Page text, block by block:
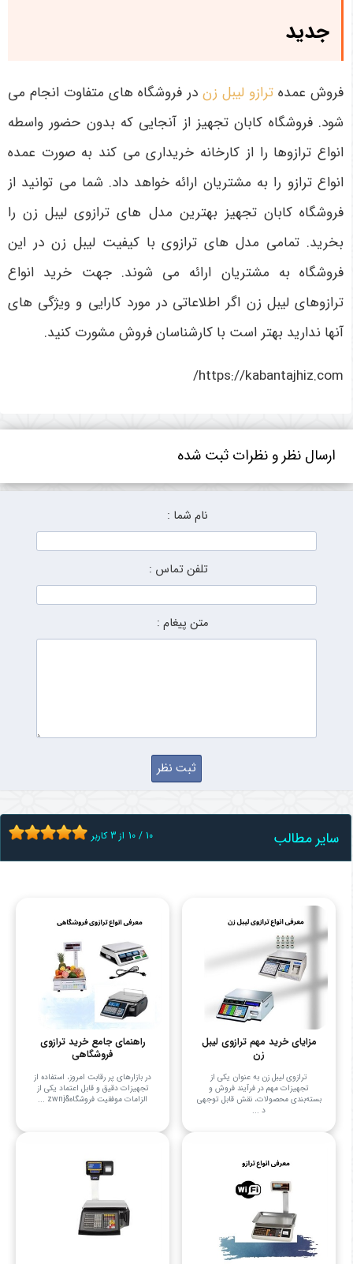
جدید
فروش عمده ترازو لیبل زن در فروشگاه‌ های متفاوت انجام می‌
شود. فروشگاه کابان تجهیز از آنجایی که بدون حضور واسطه
انواع ترازوها را از کارخانه خریداری می‌ کند به صورت عمده
انواع ترازو را به مشتریان ارائه خواهد داد. شما می ‌توانید از
فروشگاه کابان تجهیز بهترین مدل‌ های ترازوی لیبل ‌زن را
بخرید. تمامی مدل‌ های ترازوی با کیفیت لیبل زن در این
فروشگاه به مشتریان ارائه می‌ شوند. جهت خرید انواع
ترازوهای لیبل زن اگر اطلاعاتی در مورد کارایی و ویژگی‌ های
آنها ندارید بهتر است با کارشناسان فروش مشورت کنید.
https://kabantajhiz.com/
ارسال نظر و نظرات ثبت شده
نام شما :
تلفن تماس :
متن پیغام :
سایر مطالب 10 / 10 از 3کاربر
مزایای خرید مهم ترازوی لیبل
زن
ترازوی لیبل زن به عنوان یکی از
تجهیزات مهم در فرآیند فروش و
بسته‌بندی محصولات، نقش قابل توجهی
د ...
راهنمای جامع خرید ترازوی
فروشگاهی
در بازارهای پر رقابت امروز، استفاده از
تجهیزات دقیق و قابل اعتماد یکی از
الزامات موفقیت فروشگاه&zwnj ...